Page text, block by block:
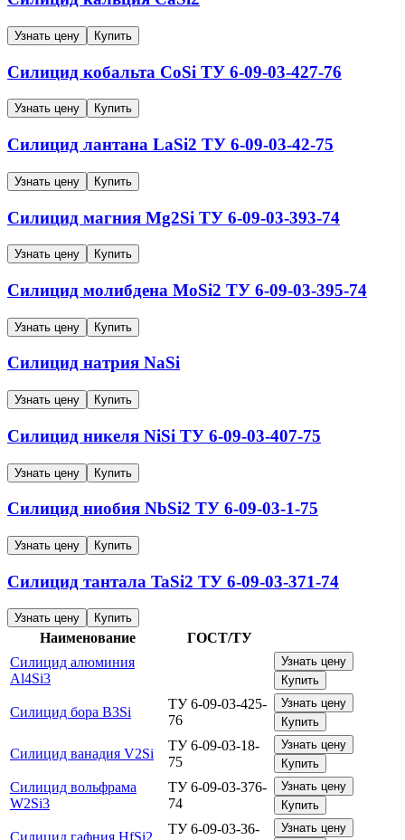
Узнать цену Купить
Силицид кобальта CoSi ТУ 6-09-03-427-76
Узнать цену Купить
Силицид лантана LaSi2 ТУ 6-09-03-42-75
Узнать цену Купить
Силицид магния Mg2Si ТУ 6-09-03-393-74
Узнать цену Купить
Силицид молибдена MoSi2 ТУ 6-09-03-395-74
Узнать цену Купить
Силицид натрия NaSi
Узнать цену Купить
Силицид никеля NiSi ТУ 6-09-03-407-75
Узнать цену Купить
Силицид ниобия NbSi2 ТУ 6-09-03-1-75
Узнать цену Купить
Силицид тантала TaSi2 ТУ 6-09-03-371-74
Узнать цену Купить
Наименование
ГОСТ/ТУ
Силицид алюминия
Al4Si3
Узнать цену
Купить
Силицид бора B3Si
ТУ 6-09-03-425-
76
Узнать цену
Купить
Силицид ванадия V2Si
ТУ 6-09-03-18-
75
Узнать цену
Купить
Силицид вольфрама
W2Si3
ТУ 6-09-03-376-
74
Узнать цену
Купить
ТУ 6-09-03-36-
Узнать цену